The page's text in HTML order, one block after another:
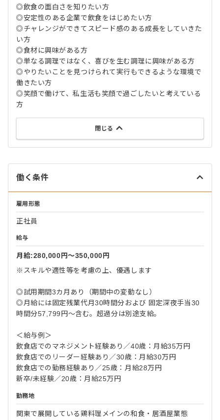
◎飲食の面白さを知りたい方
◎安定性のある企業で飲食をはじめたい方
◎チャレンジができてスピード感のある成長をしていきた
い方
◎食材に興味がある方
◎単なる調理ではなく、喜びを生む調理に興味がある方
◎やりたいことを見つけられて実行もできるような環境で
働きたい方
◎笑顔で働けて、私生活も笑顔で過ごしたいと考えている
方
閉じる
働く条件
雇用形態
正社員
給与
月給:280,000円〜350,000円
※スキルや適性等を考慮の上、優遇します
◎試用期間3カ月あり（期間中の変動なし）
◎月給には固定残業代月30時間分および 固定深夜手当30
時間分57,799円～含む。超過分は別途支給。
＜給与例＞
飲食店でのマネジメント経験あり／40歳：月給35万円
飲食店でのリーダー経験あり／30歳：月給30万円
飲食店での勤務経験あり／25歳：月給28万円
新卒/未経験／20歳：月給25万円
勤務地
関東で展開している鶏料理メインの和食・居酒屋業態